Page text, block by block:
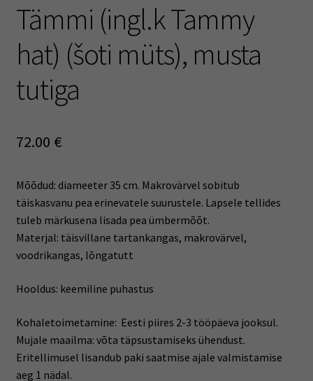
Tämmi (ingl.k Tammy
hat) (šoti müts), musta
tutiga
72.00 €
Mõõdud: diameeter 35 cm. Makrovärvel sobitub
täiskasvanu pea erinevatele suurustele. Lapsele tellides
tuleb märkusena lisada pea ümbermõõt.
Materjal: täisvillane tartankangas, makrovärvel,
voodrikangas, lõngatutt
Hooldus: keemiline puhastus
Kohaletoimetamine: Eesti piires 2-3 tööpäeva jooksul.
Mujale maailma: võta täpsustamiseks ühendust.
Eritellimusel lisandub paki saatmise ajale valmistamise
aeg 1 nädal.